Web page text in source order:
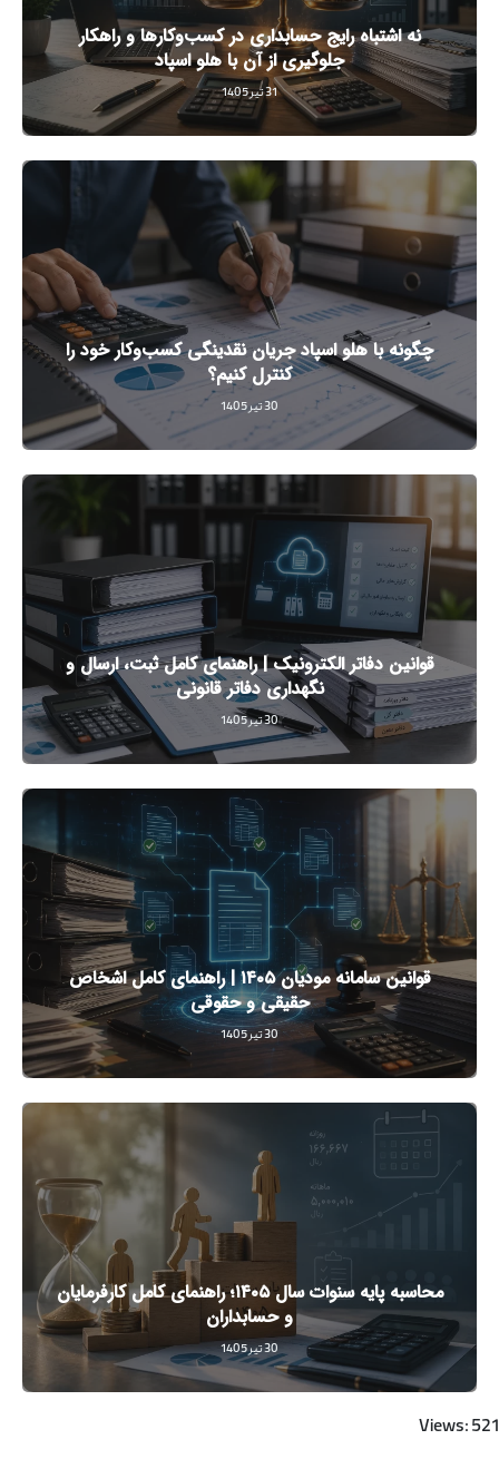
نه اشتباه رایج حسابداری در کسب‌وکارها و راهکار
جلوگیری از آن با هلو اسپاد
31 تیر 1405
چگونه با هلو اسپاد جریان نقدینگی کسب‌وکار خود را
کنترل کنیم؟
30 تیر 1405
قوانین دفاتر الکترونیک | راهنمای کامل ثبت، ارسال و
نگهداری دفاتر قانونی
30 تیر 1405
قوانین سامانه مودیان ۱۴۰۵ | راهنمای کامل اشخاص
حقیقی و حقوقی
30 تیر 1405
محاسبه پایه سنوات سال ۱۴۰۵؛ راهنمای کامل کارفرمایان
و حسابداران
30 تیر 1405
Views: 521